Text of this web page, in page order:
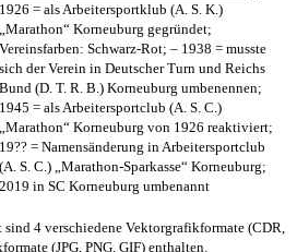
1926 = als Arbeitersportklub (A. S. K.)
„Marathon“ Korneuburg gegründet;
Vereinsfarben: Schwarz-Rot; – 1938 = musste
sich der Verein in Deutscher Turn und Reichs
Bund (D. T. R. B.) Korneuburg umbenennen;
1945 = als Arbeitersportclub (A. S. C.)
„Marathon“ Korneuburg von 1926 reaktiviert;
19?? = Namensänderung in Arbeitersportclub
(A. S. C.) „Marathon-Sparkasse“ Korneuburg;
2019 in SC Korneuburg umbenannt
4 verschiedene Vektorgrafikformate (CDR,
(JPG, PNG, GIF) enthalten.